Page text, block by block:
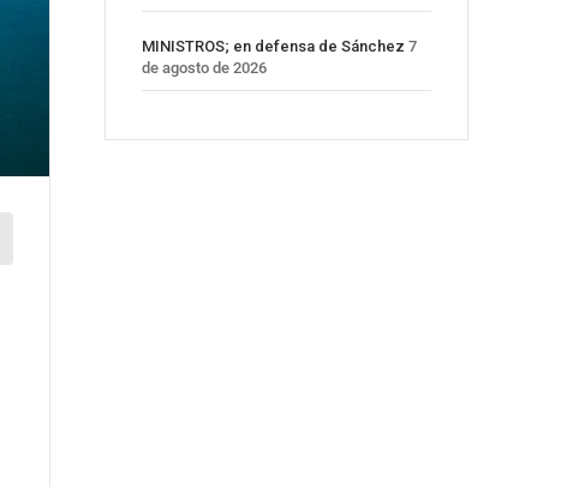
MINISTROS; en defensa de Sánchez 7
de agosto de 2026